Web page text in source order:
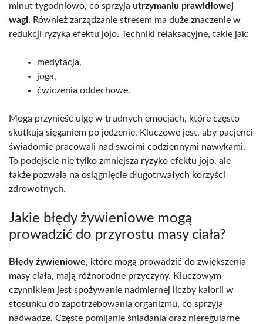
minut tygodniowo, co sprzyja utrzymaniu prawidłowej
wagi. Również zarządzanie stresem ma duże znaczenie w
redukcji ryzyka efektu jojo. Techniki relaksacyjne, takie jak:
medytacja,
joga,
ćwiczenia oddechowe.
Mogą przynieść ulgę w trudnych emocjach, które często
skutkują sięganiem po jedzenie. Kluczowe jest, aby pacjenci
świadomie pracowali nad swoimi codziennymi nawykami.
To podejście nie tylko zmniejsza ryzyko efektu jojo, ale
także pozwala na osiągnięcie długotrwałych korzyści
zdrowotnych.
Jakie błędy żywieniowe mogą
prowadzić do przyrostu masy ciała?
Błędy żywieniowe, które mogą prowadzić do zwiększenia
masy ciała, mają różnorodne przyczyny. Kluczowym
czynnikiem jest spożywanie nadmiernej liczby kalorii w
stosunku do zapotrzebowania organizmu, co sprzyja
nadwadze. Częste pomijanie śniadania oraz nieregularne